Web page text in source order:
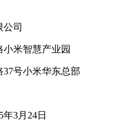
司
米智慧产业园
号小米华东总部
3月24日